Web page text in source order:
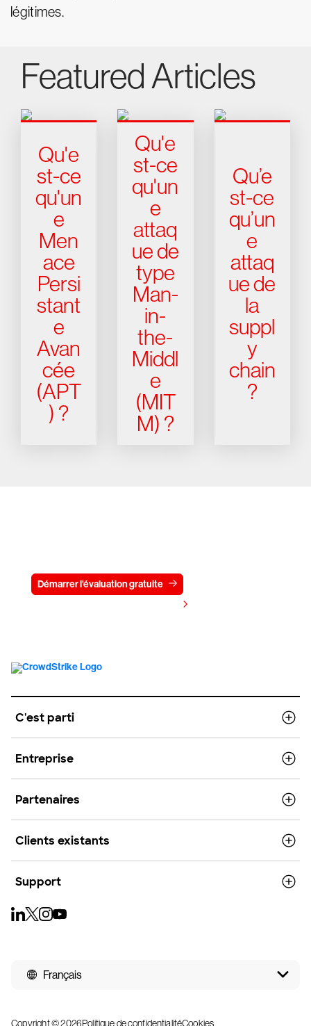
légitimes.
Featured Articles
Qu'e
st-ce
qu'un
e
Men
ace
Persi
stant
e
Avan
cée
(APT
) ?
Qu'e
st-ce
qu'un
e
attaq
ue de
type
Man-
in-
the-
Middl
e
(MIT
M) ?
Qu’e
st-ce
qu’un
e
attaq
ue de
la
suppl
y
chain
?
Démarrer l'évaluation gratuite
C'est parti
Entreprise
Partenaires
Clients existants
Support
Français
Copyright © 2026Politique de confidentialitéCookies